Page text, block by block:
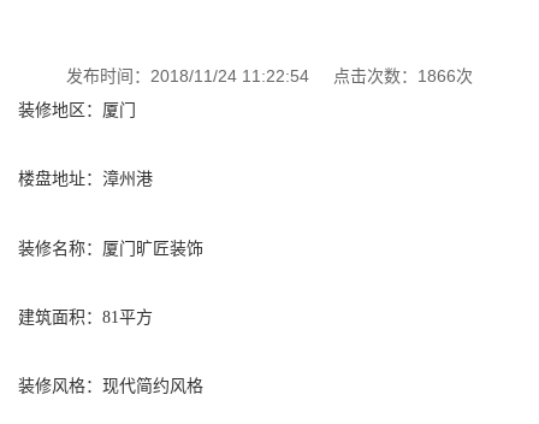
发布时间：2018/11/24 11:22:54 点击次数：1866次
装修地区：厦门
楼盘地址：漳州港
装修名称：厦门旷匠装饰
建筑面积：81平方
装修风格：现代简约风格